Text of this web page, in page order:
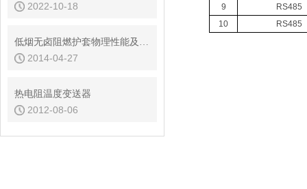
2022-10-18
低烟无卤阻燃护套物理性能及机械性能
2014-04-27
热电阻温度变送器
2012-08-06
9
RS485
10
RS485